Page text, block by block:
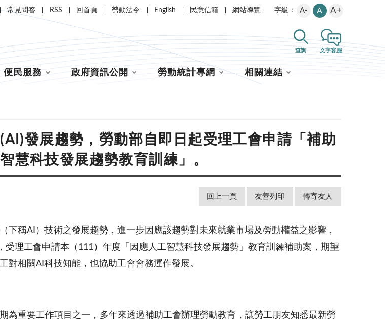
常見問答 RSS 回首頁 勞動法令 English 民意信箱 網站導覽 字級： A- A A+
查詢 文字客服
便民服務 政府資訊公開 勞動統計專網 相關連結
發展趨勢，勞動部自即日起受理工會申請「補助
慧科技發展趨勢教育訓練」。
回上一頁 友善列印 轉寄友人
下稱AI）技術之發展趨勢，進一步因應該趨勢對未來就業市場及勞動權益之影響，
受理工會申請本（111）年度「因應人工智慧科技發展趨勢」教育訓練補助案，期望
對相關AI科技知能，也協助工會會務運作發展。
為重要工作項目之一，多年來透過補助工會辦理勞動教育，讓勞工朋友知悉最新勞